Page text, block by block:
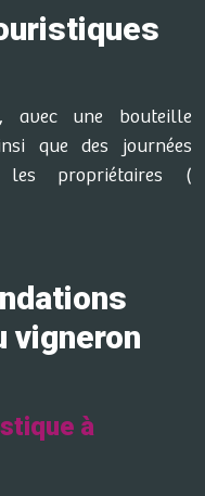
avec une bouteille
que des journées
les propriétaires (
vigneron
à